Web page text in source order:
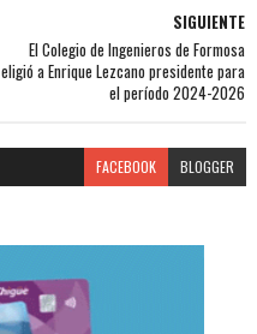
SIGUIENTE
El Colegio de Ingenieros de Formosa
eligió a Enrique Lezcano presidente para
el período 2024-2026
FACEBOOK BLOGGER